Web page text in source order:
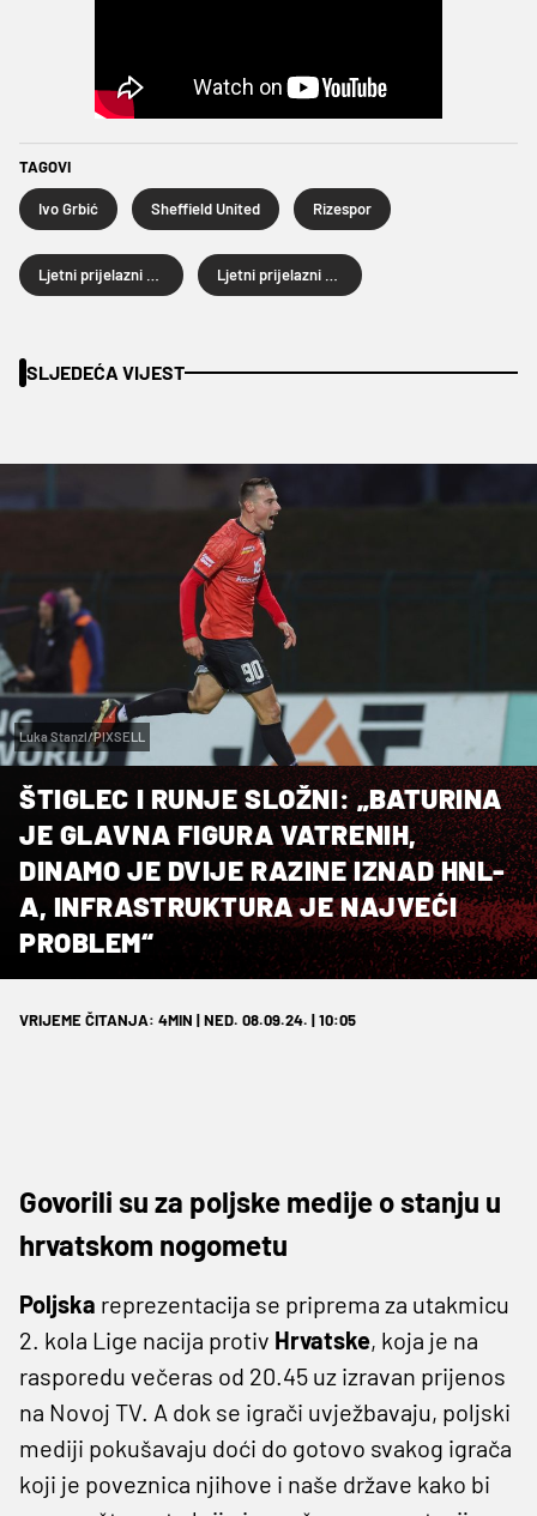
TAGOVI
Ivo Grbić Sheffield United Rizespor
SLJEDEĆA VIJEST
Luka Stanzl/PIXSELL
ŠTIGLEC I RUNJE SLOŽNI: „BATURINA
JE GLAVNA FIGURA VATRENIH,
DINAMO JE DVIJE RAZINE IZNAD HNL-
A, INFRASTRUKTURA JE NAJVEĆI
PROBLEM“
VRIJEME ČITANJA: 4MIN | NED. 08.09.24. | 10:05
Govorili su za poljske medije o stanju u
hrvatskom nogometu
Poljska reprezentacija se priprema za utakmicu
2. kola Lige nacija protiv Hrvatske, koja je na
rasporedu večeras od 20.45 uz izravan prijenos
na Novoj TV. A dok se igrači uvježbavaju, poljski
mediji pokušavaju doći do gotovo svakog igrača
koji je poveznica njihove i naše države kako bi